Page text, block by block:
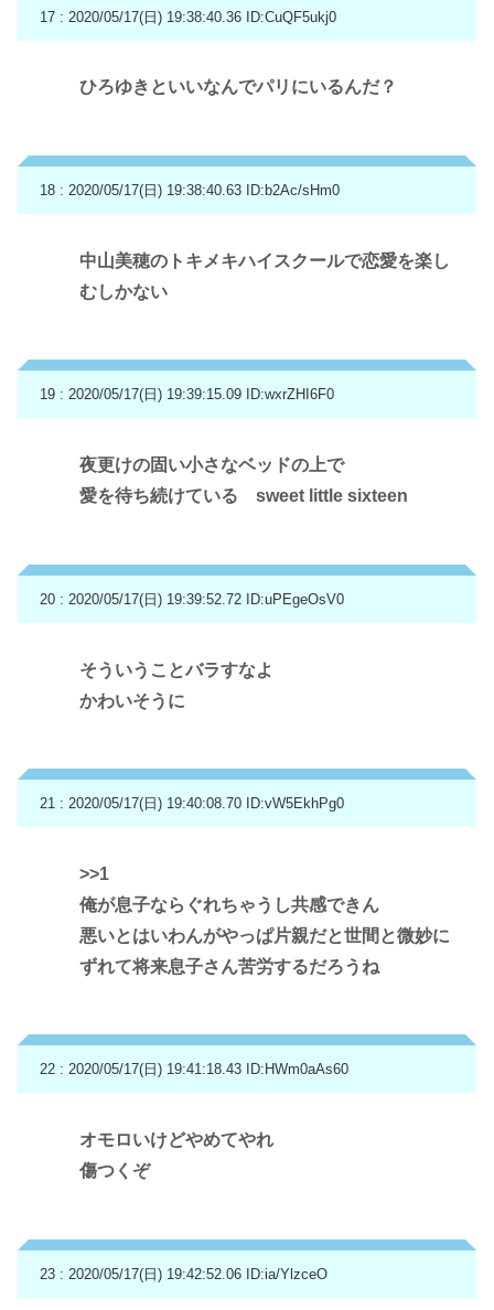
17 : 2020/05/17(日) 19:38:40.36 ID:CuQF5ukj0
ひろゆきといいなんでパリにいるんだ？
18 : 2020/05/17(日) 19:38:40.63 ID:b2Ac/sHm0
中山美穂のトキメキハイスクールで恋愛を楽し
むしかない
19 : 2020/05/17(日) 19:39:15.09 ID:wxrZHI6F0
夜更けの固い小さなベッドの上で
愛を待ち続けている sweet little sixteen
20 : 2020/05/17(日) 19:39:52.72 ID:uPEgeOsV0
そういうことバラすなよ
かわいそうに
21 : 2020/05/17(日) 19:40:08.70 ID:vW5EkhPg0
>>1
俺が息子ならぐれちゃうし共感できん
悪いとはいわんがやっぱ片親だと世間と微妙に
ずれて将来息子さん苦労するだろうね
22 : 2020/05/17(日) 19:41:18.43 ID:HWm0aAs60
オモロいけどやめてやれ
傷つくぞ
23 : 2020/05/17(日) 19:42:52.06 ID:ia/YlzceO